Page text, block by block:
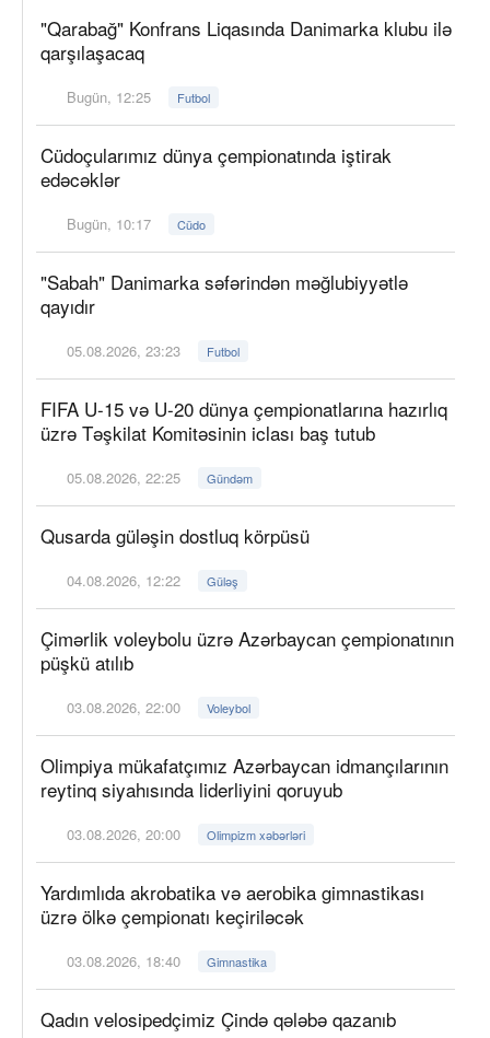
"Qarabağ" Konfrans Liqasında Danimarka klubu ilə
qarşılaşacaq
Bugün, 12:25 Futbol
Cüdoçularımız dünya çempionatında iştirak
edəcəklər
Bugün, 10:17 Cüdo
"Sabah" Danimarka səfərindən məğlubiyyətlə
qayıdır
05.08.2026, 23:23 Futbol
FIFA U-15 və U-20 dünya çempionatlarına hazırlıq
üzrə Təşkilat Komitəsinin iclası baş tutub
05.08.2026, 22:25 Gündəm
Qusarda güləşin dostluq körpüsü
04.08.2026, 12:22 Güləş
Çimərlik voleybolu üzrə Azərbaycan çempionatının
püşkü atılıb
03.08.2026, 22:00 Voleybol
Olimpiya mükafatçımız Azərbaycan idmançılarının
reytinq siyahısında liderliyini qoruyub
03.08.2026, 20:00 Olimpizm xəbərləri
Yardımlıda akrobatika və aerobika gimnastikası
üzrə ölkə çempionatı keçiriləcək
03.08.2026, 18:40 Gimnastika
Qadın velosipedçimiz Çində qələbə qazanıb